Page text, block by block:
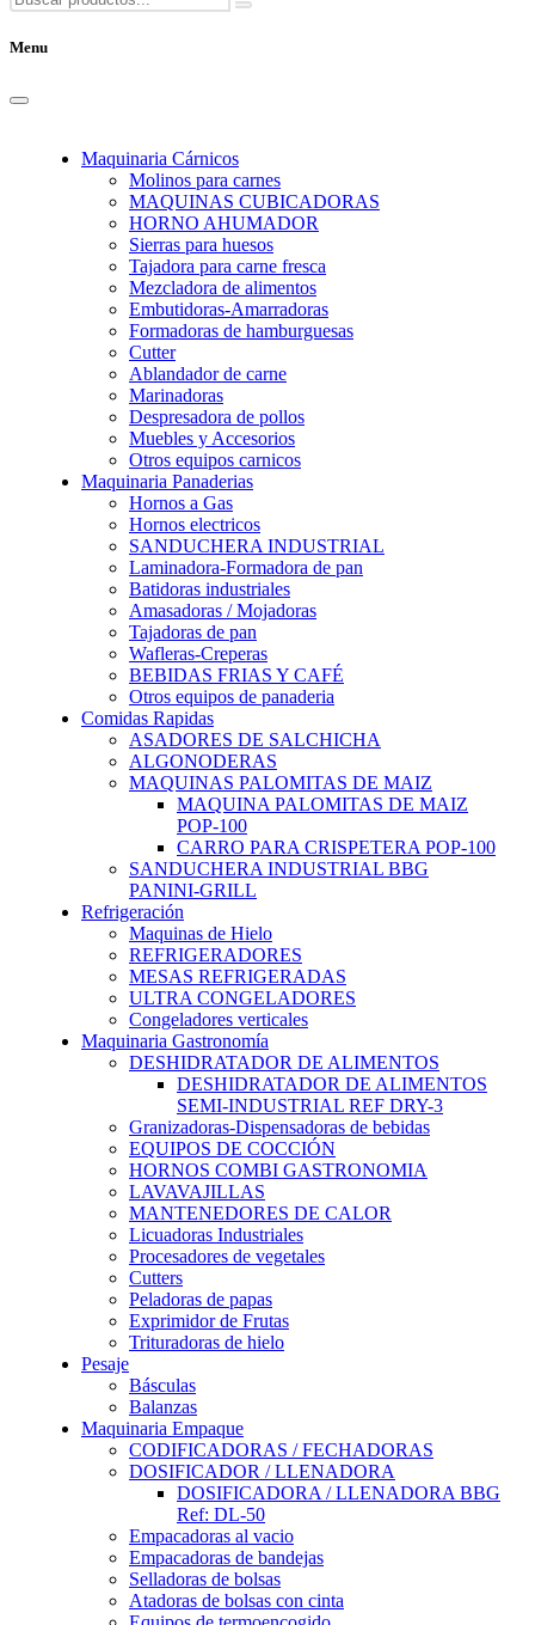
Menu
Maquinaria Cárnicos
Molinos para carnes
MAQUINAS CUBICADORAS
HORNO AHUMADOR
Sierras para huesos
Tajadora para carne fresca
Mezcladora de alimentos
Embutidoras-Amarradoras
Formadoras de hamburguesas
Cutter
Ablandador de carne
Marinadoras
Despresadora de pollos
Muebles y Accesorios
Otros equipos carnicos
Maquinaria Panaderias
Hornos a Gas
Hornos electricos
SANDUCHERA INDUSTRIAL
Laminadora-Formadora de pan
Batidoras industriales
Amasadoras / Mojadoras
Tajadoras de pan
Wafleras-Creperas
BEBIDAS FRIAS Y CAFÉ
Otros equipos de panaderia
Comidas Rapidas
ASADORES DE SALCHICHA
ALGONODERAS
MAQUINAS PALOMITAS DE MAIZ
MAQUINA PALOMITAS DE MAIZ
POP-100
CARRO PARA CRISPETERA POP-100
SANDUCHERA INDUSTRIAL BBG
PANINI-GRILL
Refrigeración
Maquinas de Hielo
REFRIGERADORES
MESAS REFRIGERADAS
ULTRA CONGELADORES
Congeladores verticales
Maquinaria Gastronomía
DESHIDRATADOR DE ALIMENTOS
DESHIDRATADOR DE ALIMENTOS
SEMI-INDUSTRIAL REF DRY-3
Granizadoras-Dispensadoras de bebidas
EQUIPOS DE COCCIÓN
HORNOS COMBI GASTRONOMIA
LAVAVAJILLAS
MANTENEDORES DE CALOR
Licuadoras Industriales
Procesadores de vegetales
Cutters
Peladoras de papas
Exprimidor de Frutas
Trituradoras de hielo
Pesaje
Básculas
Balanzas
Maquinaria Empaque
CODIFICADORAS / FECHADORAS
DOSIFICADOR / LLENADORA
DOSIFICADORA / LLENADORA BBG
Ref: DL-50
Empacadoras al vacio
Empacadoras de bandejas
Selladoras de bolsas
Atadoras de bolsas con cinta